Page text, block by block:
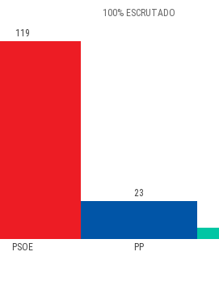
100%ESCRUTADO
PSOE PP
119
23